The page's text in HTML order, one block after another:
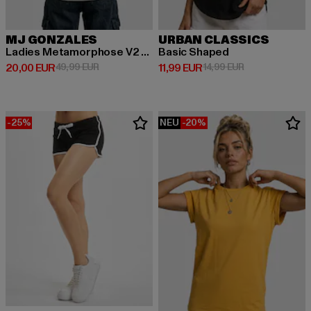
MJ GONZALES
Ladies Metamorphose V2 x Heavy Oversized
20,00 EUR
Derzeitiger Preis: 20,00 EUR
49,99 EURAktionspreis: 49,99 EUR
URBAN CLASSICS
Basic Shaped
11,99 EUR
Derzeitiger Preis: 11,99 EUR
14,99 EURAktionspreis:
-25% NEU -20%